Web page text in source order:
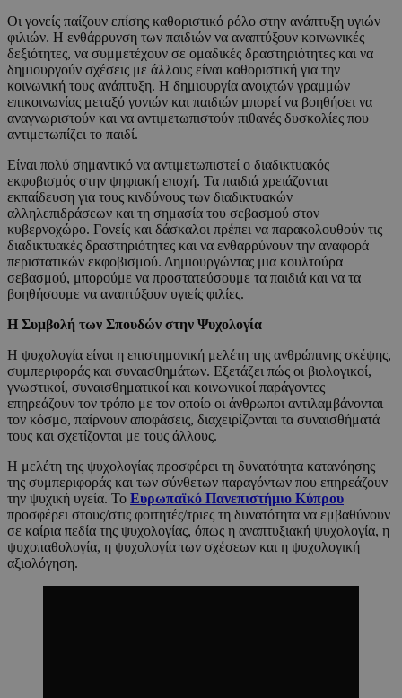
Οι γονείς παίζουν επίσης καθοριστικό ρόλο στην ανάπτυξη υγιών
φιλιών. Η ενθάρρυνση των παιδιών να αναπτύξουν κοινωνικές
δεξιότητες, να συμμετέχουν σε ομαδικές δραστηριότητες και να
δημιουργούν σχέσεις με άλλους είναι καθοριστική για την
κοινωνική τους ανάπτυξη. Η δημιουργία ανοιχτών γραμμών
επικοινωνίας μεταξύ γονιών και παιδιών μπορεί να βοηθήσει να
αναγνωριστούν και να αντιμετωπιστούν πιθανές δυσκολίες που
αντιμετωπίζει το παιδί.
Είναι πολύ σημαντικό να αντιμετωπιστεί ο διαδικτυακός
εκφοβισμός στην ψηφιακή εποχή. Τα παιδιά χρειάζονται
εκπαίδευση για τους κινδύνους των διαδικτυακών
αλληλεπιδράσεων και τη σημασία του σεβασμού στον
κυβερνοχώρο. Γονείς και δάσκαλοι πρέπει να παρακολουθούν τις
διαδικτυακές δραστηριότητες και να ενθαρρύνουν την αναφορά
περιστατικών εκφοβισμού. Δημιουργώντας μια κουλτούρα
σεβασμού, μπορούμε να προστατεύσουμε τα παιδιά και να τα
βοηθήσουμε να αναπτύξουν υγιείς φιλίες.
Η Συμβολή των Σπουδών στην Ψυχολογία
Η ψυχολογία είναι η επιστημονική μελέτη της ανθρώπινης σκέψης,
συμπεριφοράς και συναισθημάτων. Εξετάζει πώς οι βιολογικοί,
γνωστικοί, συναισθηματικοί και κοινωνικοί παράγοντες
επηρεάζουν τον τρόπο με τον οποίο οι άνθρωποι αντιλαμβάνονται
τον κόσμο, παίρνουν αποφάσεις, διαχειρίζονται τα συναισθήματά
τους και σχετίζονται με τους άλλους.
Η μελέτη της ψυχολογίας προσφέρει τη δυνατότητα κατανόησης
της συμπεριφοράς και των σύνθετων παραγόντων που επηρεάζουν
την ψυχική υγεία. Το Ευρωπαϊκό Πανεπιστήμιο Κύπρου
προσφέρει στους/στις φοιτητές/τριες τη δυνατότητα να εμβαθύνουν
σε καίρια πεδία της ψυχολογίας, όπως η αναπτυξιακή ψυχολογία, η
ψυχοπαθολογία, η ψυχολογία των σχέσεων και η ψυχολογική
αξιολόγηση.